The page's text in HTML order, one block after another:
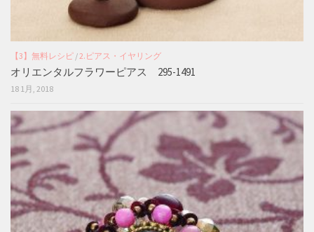
【3】無料レシピ /2.ピアス・イヤリング
オリエンタルフラワーピアス 295-1491
18 1月, 2018